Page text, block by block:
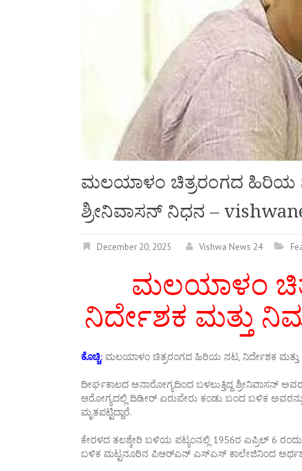
ಮಲಯಾಳಂ ಚಿತ್ರರಂಗದ ಹಿರಿಯ
ಶ್ರೀನಿವಾಸನ್ ನಿಧನ –
December 20, 2025 Vishwa News 24
ಮಲಯಾಳಂ
ನಿರ್ದೇಶಕ ಮತ್ತು
ಕೊಚ್ಚಿ: ಮಲಯಾಳಂ ಚಿತ್ರರಂಗದ ಹಿರಿಯ ನಟ, ನಿರ್ದೇಶಕ ಮತ್ತು
ದೀರ್ಘಕಾಲದ ಅನಾರೋಗ್ಯದಿಂದ ಬಳಲುತ್ತಿದ್ದ ಶ್ರೀನಿವಾಸನ್
ಆರೋಗ್ಯದಲ್ಲಿ ದಿಡೀರ್ ಏರುಪೇರು ಕಂಡು ಬಂದ ಬಳಿಕ
ಮೃತಪಟ್ಟಿದ್ದಾರೆ.
ಕೇರಳದ ತಲಶ್ಶೇರಿ ಬಳಿಯ ಪಟ್ಯಂನಲ್ಲಿ 1956ರ ಏಪ್ರಿಲ್ 6
ಬಳಿಕ ಮಟ್ಟನೂರಿನ ಪಿಆರ್‌ಎನ್ ಎಸ್‌ಎಸ್ ಕಾಲೇಜಿನಿಂದ